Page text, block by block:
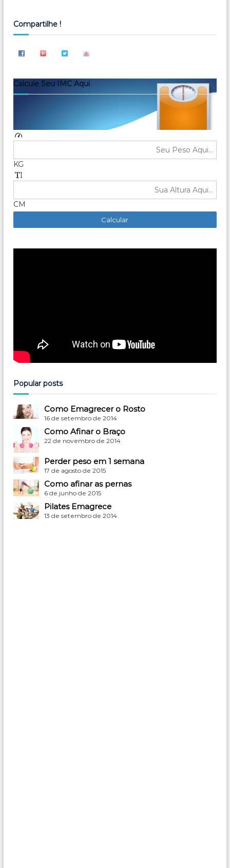
Compartilhe !
Calcule Seu IMC Aqui
KG
CM
Popular posts
Como Emagrecer o Rosto
16 de setembro de 2014
Como Afinar o Braço
22 de novembro de 2014
Perder peso em 1 semana
17 de agosto de 2015
Como afinar as pernas
6 de junho de 2015
Pilates Emagrece
13 de setembro de 2014